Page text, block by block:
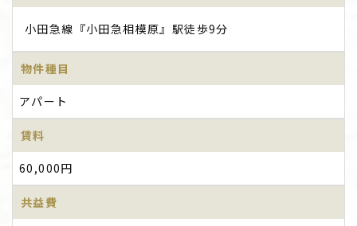
小田急線『小田急相模原』駅徒歩9分
物件種目
アパート
賃料
60,000円
共益費